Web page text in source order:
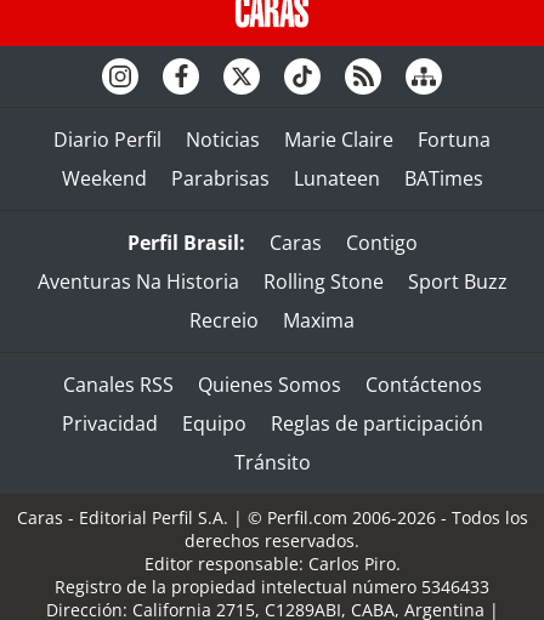
Diario Perfil Noticias Marie Claire
Fortuna
Weekend
Parabrisas Lunateen BATimes
Perfil Brasil: Caras
Contigo
Aventuras Na Historia
Rolling Stone
Sport Buzz
Recreio
Maxima
Canales RSS Quienes Somos
Contáctenos
Privacidad
Equipo
Reglas de participación
Tránsito
Caras - Editorial Perfil S.A. | © Perfil.com 2006-2026 - Todos los
derechos reservados.
Editor responsable: Carlos Piro.
Registro de la propiedad intelectual número 5346433
Dirección: California 2715, C1289ABI, CABA, Argentina |